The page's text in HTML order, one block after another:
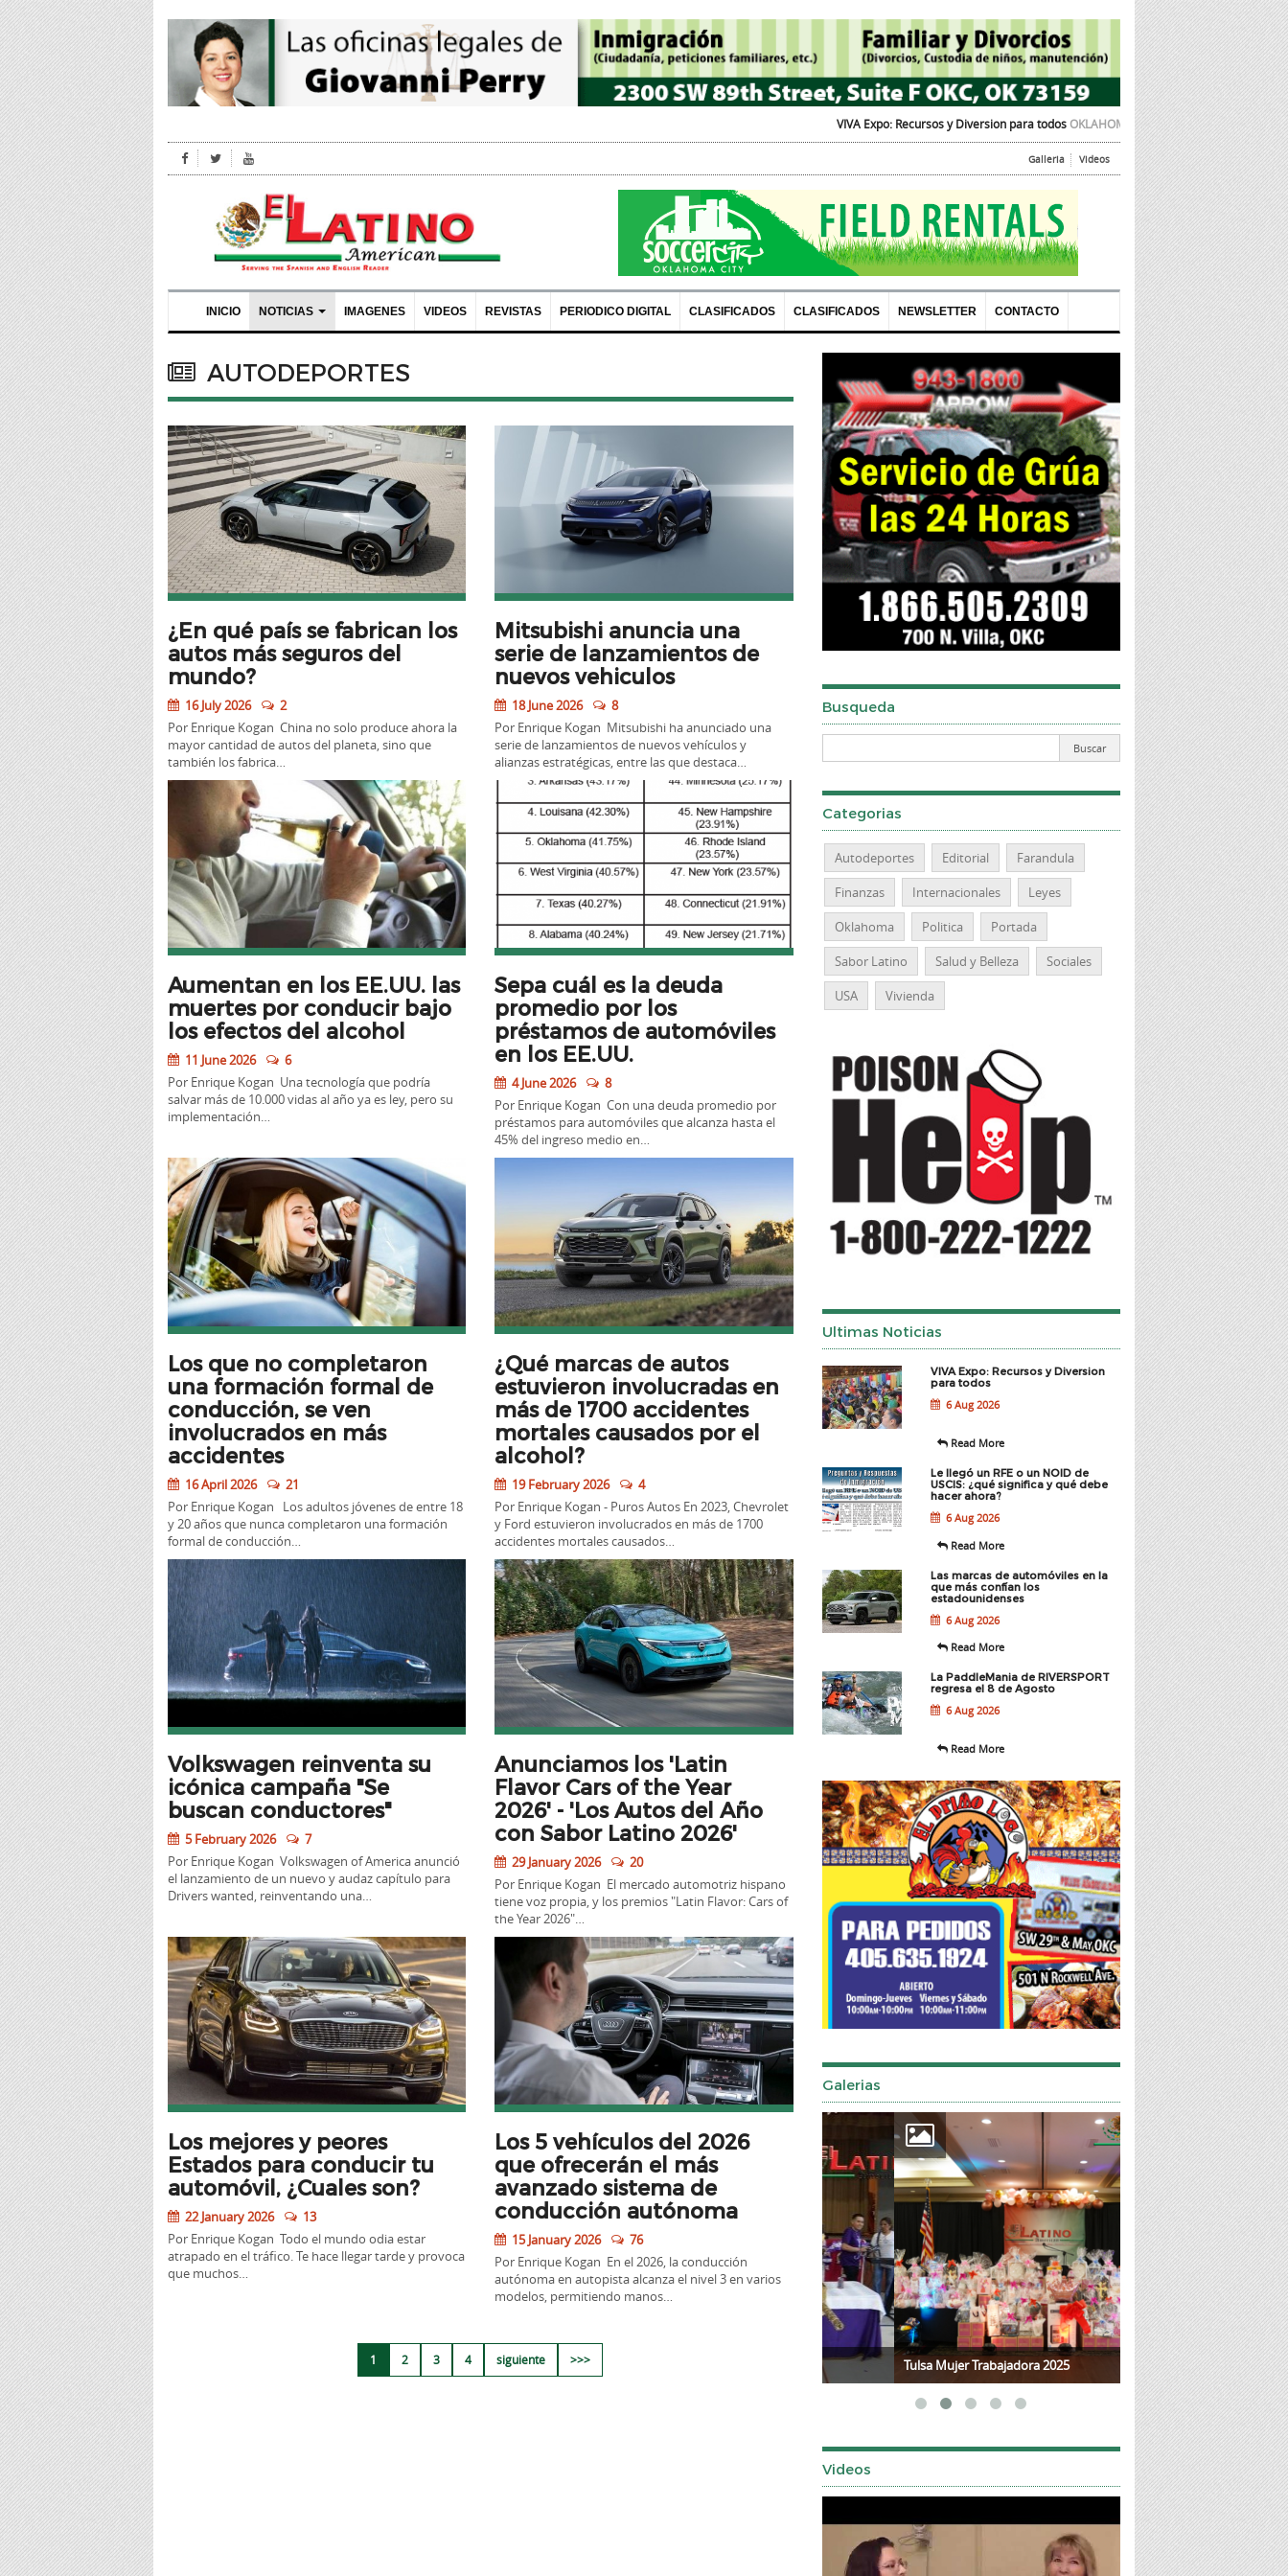
VIVA Expo: Recursos y Diversion para todosOKLAHOMA CITY, OK – La Cámara de Comercio Hispana de
Galleria Videos
INICIO NOTICIAS IMAGENES VIDEOS REVISTAS PERIODICO DIGITAL CLASIFICADOS CLASIFICADOS NEWSLETTER CONTACTO
AUTODEPORTES
¿En qué país se fabrican los
autos más seguros del
mundo?
16 July 2026
2
Por Enrique Kogan China no solo produce ahora la
mayor cantidad de autos del planeta, sino que
también los fabrica…
Mitsubishi anuncia una
serie de lanzamientos de
nuevos vehiculos
18 June 2026
8
Por Enrique Kogan Mitsubishi ha anunciado una
serie de lanzamientos de nuevos vehículos y
alianzas estratégicas, entre las que destaca…
Aumentan en los EE.UU. las
muertes por conducir bajo
los efectos del alcohol
11 June 2026
6
Por Enrique Kogan Una tecnología que podría
salvar más de 10.000 vidas al año ya es ley, pero su
implementación…
Sepa cuál es la deuda
promedio por los
préstamos de automóviles
en los EE.UU.
4 June 2026
8
Por Enrique Kogan Con una deuda promedio por
préstamos para automóviles que alcanza hasta el
45% del ingreso medio en…
Los que no completaron
una formación formal de
conducción, se ven
involucrados en más
accidentes
16 April 2026
21
Por Enrique Kogan Los adultos jóvenes de entre 18
y 20 años que nunca completaron una formación
formal de conducción…
¿Qué marcas de autos
estuvieron involucradas en
más de 1700 accidentes
mortales causados por el
alcohol?
19 February 2026
4
Por Enrique Kogan - Puros Autos En 2023, Chevrolet
y Ford estuvieron involucrados en más de 1700
accidentes mortales causados…
Volkswagen reinventa su
icónica campaña "Se
buscan conductores"
5 February 2026
7
Por Enrique Kogan Volkswagen of America anunció
el lanzamiento de un nuevo y audaz capítulo para
Drivers wanted, reinventando una…
Anunciamos los 'Latin
Flavor Cars of the Year
2026' - 'Los Autos del Año
con Sabor Latino 2026'
29 January 2026
20
Por Enrique Kogan El mercado automotriz hispano
tiene voz propia, y los premios "Latin Flavor: Cars of
the Year 2026"…
Los mejores y peores
Estados para conducir tu
automóvil, ¿Cuales son?
22 January 2026
13
Por Enrique Kogan Todo el mundo odia estar
atrapado en el tráfico. Te hace llegar tarde y provoca
que muchos…
Los 5 vehículos del 2026
que ofrecerán el más
avanzado sistema de
conducción autónoma
15 January 2026
76
Por Enrique Kogan En el 2026, la conducción
autónoma en autopista alcanza el nivel 3 en varios
modelos, permitiendo manos…
1 2 3 4 siguiente >>>
Busqueda
Categorias
Autodeportes Editorial
Farandula
Finanzas
Internacionales
Leyes
Oklahoma
Politica
Portada
Sabor Latino
Salud y Belleza
Sociales
USA
Vivienda
Ultimas Noticias
VIVA Expo: Recursos y Diversion
para todos
6 Aug 2026
Read More
Le llegó un RFE o un NOID de
USCIS: ¿qué significa y qué debe
hacer ahora?
6 Aug 2026
Read More
Las marcas de automóviles en la
que más confían los
estadounidenses
6 Aug 2026
Read More
La PaddleMania de RIVERSPORT
regresa el 8 de Agosto
6 Aug 2026
Read More
Galerias
Señor de los Milagros 2025 Tulsa Mujer Trabajadora 2025 Mother's Day 2025
Videos